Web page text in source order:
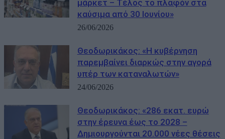
μάρκετ – Τέλος το πλαφόν στα
καύσιμα από 30 Ιουνίου»
26/06/2026
Θεοδωρικάκος: «Η κυβέρνηση
παρεμβαίνει διαρκώς στην αγορά
υπέρ των καταναλωτών»
24/06/2026
Θεοδωρικάκος: «286 εκατ. ευρώ
στην έρευνα έως το 2028 –
Δημιουργούνται 20.000 νέες θέσεις